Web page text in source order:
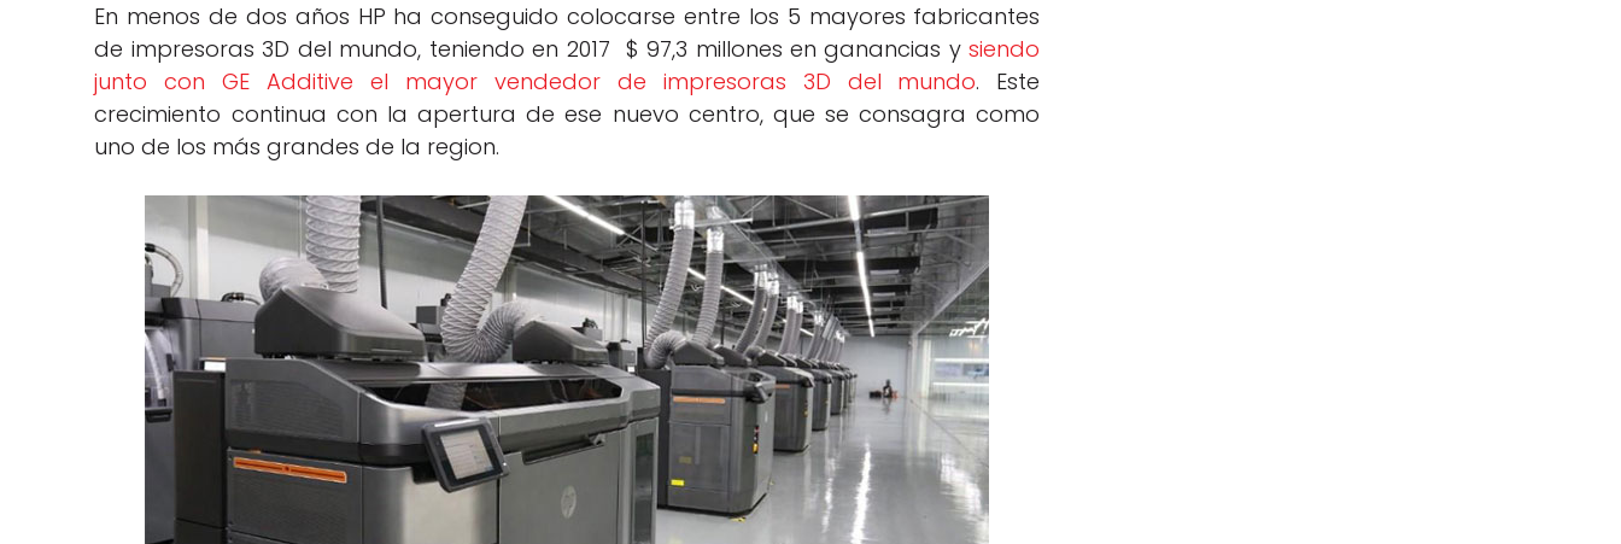
En menos de dos años HP ha conseguido colocarse entre los 5 mayores fabricantes
de impresoras 3D del mundo, teniendo en 2017 $ 97,3 millones en ganancias ysiendo
junto con GE Additive el mayor vendedor de impresoras 3D del mundo. Este
crecimiento continua con la apertura de ese nuevo centro, que se consagra como
uno de los más grandes de la region.